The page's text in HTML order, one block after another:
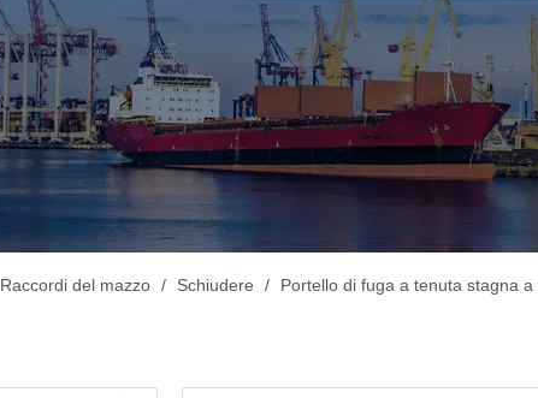
Raccordi del mazzo / Schiudere / Portello di fuga a tenuta stagna